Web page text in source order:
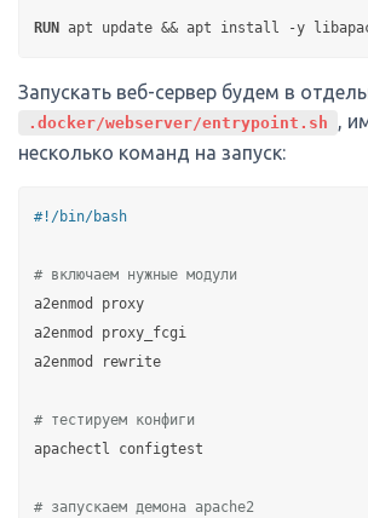
RUN apt update && apt install -y
Запускать веб-сервер будем в
.docker/webserver/entrypoint.sh
,
несколько команд на запуск:
#!/bin/bash
# включаем нужные модули
a2enmod proxy
a2enmod proxy_fcgi
a2enmod rewrite
# тестируем конфиги
apachectl configtest
# запускаем демона apache2